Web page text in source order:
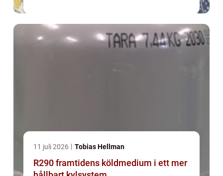
11 juli 2026 Tobias Hellman
R290 framtidens köldmedium i ett mer